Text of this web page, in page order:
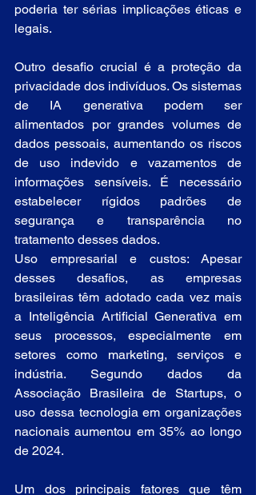
poderia ter sérias implicações éticas e
legais.
Outro desafio crucial é a proteção da
privacidade dos indivíduos. Os sistemas
de IA generativa podem ser
alimentados por grandes volumes de
dados pessoais, aumentando os riscos
de uso indevido e vazamentos de
informações sensíveis. É necessário
estabelecer rígidos padrões de
segurança e transparência no
tratamento desses dados.
Uso empresarial e custos: Apesar
desses desafios, as empresas
brasileiras têm adotado cada vez mais
a Inteligência Artificial Generativa em
seus processos, especialmente em
setores como marketing, serviços e
indústria. Segundo dados da
Associação Brasileira de Startups, o
uso dessa tecnologia em organizações
nacionais aumentou em 35% ao longo
de 2024.
Um dos principais fatores que têm